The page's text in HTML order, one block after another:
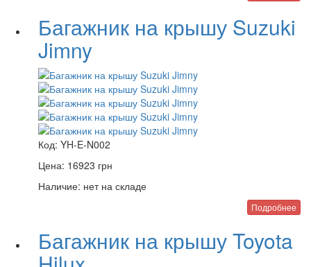
Багажник на крышу Suzuki
Jimny
Код: YH-E-N002
Цена: 16923 грн
Наличие: нет на складе
Подробнее
Багажник на крышу Toyota